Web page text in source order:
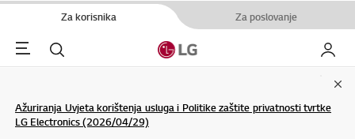
Za korisnika Za poslovanje
Menu Pretraživanje My LG
Ažuriranja Uvjeta korištenja usluga i Politike zaštite privatnosti tvrtke
LG Electronics (2026/04/29)